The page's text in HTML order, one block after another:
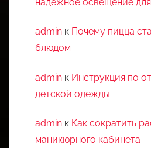
admin к Почему пицца
блюдом
admin к Инструкция по
детской одежды
admin к Как сократить
маникюрного кабинета